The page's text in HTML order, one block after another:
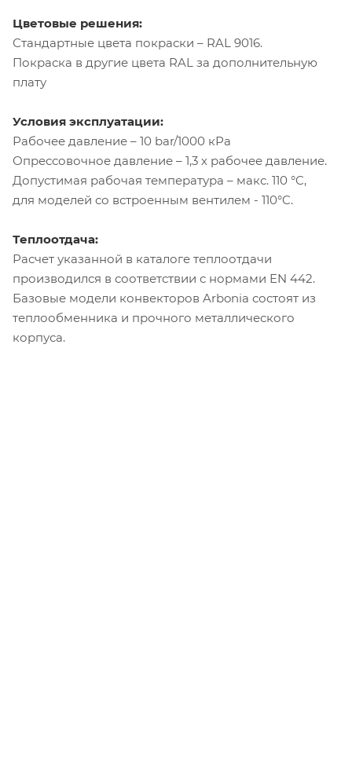
Цветовые решения:
Стандартные цвета покраски – RAL 9016.
Покраска в другие цвета RAL за дополнительную
плату
Условия эксплуатации:
Рабочее давление – 10 bar/1000 кРа
Опрессовочное давление – 1,3 х рабочее давление.
Допустимая рабочая температура – макс. 110 °C,
для моделей со встроенным вентилем - 110°C.
Теплоотдача:
Расчет указанной в каталоге теплоотдачи
производился в соответствии с нормами EN 442.
Базовые модели конвекторов Arbonia состоят из
теплообменника и прочного металлического
корпуса.